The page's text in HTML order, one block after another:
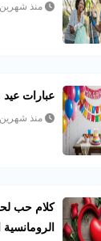
منذ شهرين
عبارات عيد
منذ شهرين
كلام حب
الرومانسية